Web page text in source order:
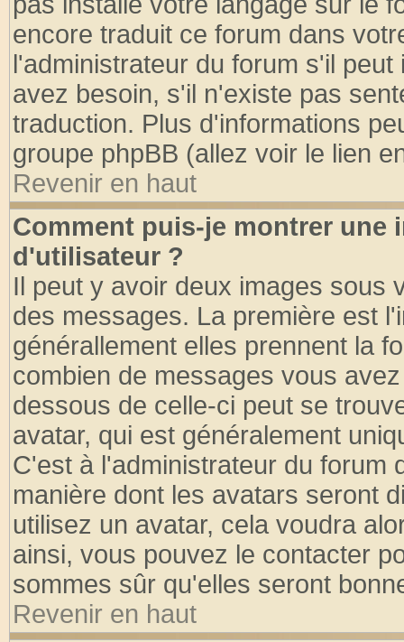
encore traduit ce forum dans
l'administrateur du forum s'il
avez besoin, s'il n'existe pas
traduction. Plus d'informations
groupe phpBB (allez voir le lien
Revenir en haut
Comment puis-je montrer une
d'utilisateur ?
Il peut y avoir deux images sous
des messages. La première est
générallement elles prennent la
combien de messages vous
dessous de celle-ci peut se
avatar, qui est généralement
C'est à l'administrateur du forum
manière dont les avatars seront
utilisez un avatar, cela voudra
ainsi, vous pouvez le contacter
sommes sûr qu'elles seront
Revenir en haut